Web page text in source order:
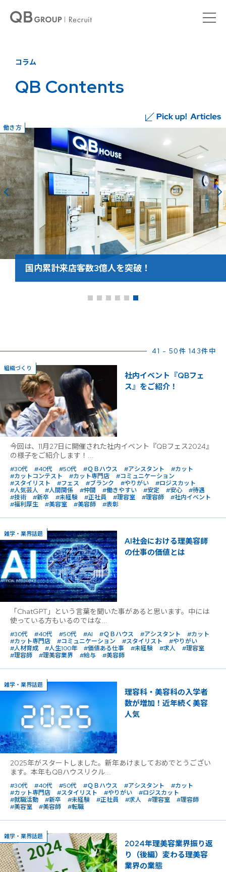
コラム
QB Contents
働き方
国内累計来店客数3億人を突破！
41 - 50件 143件中
組織づくり
社内イベント『QBフェ
ス』をご紹介！
今回は、11月27日に開催された社内イベント『QBフェス2024』
の様子をご紹介します！...
#30代 #40代 #50代 #ＱＢハウス #アシスタント
#カット
#カットコンテスト
#カット専門店
#コミュニケーション
#スタイリスト
#フェス #ブランク #やりがい
#ロジスカット
#人気芸人
#人間関係 #仲間 #働きやすい #安定 #安心
#待遇
#技術
#新卒 #未経験 #正社員 #理容室 #理容師
#社内イベント
#福利厚生
#美容室 #美容師 #表彰
雑学・業界話題
AI社会における理美容師
の仕事の価値とは
「ChatGPT」という言葉を聞いた事があると思います。中には
使っている方もいるのではな...
#30代 #40代 #50代 #AI #ＱＢハウス #アシスタント
#カット
#カット専門店
#コミュニケーション #スタイリスト
#やりがい
#人材育成
#人生100年 #価値ある仕事 #未経験 #求人
#理容室
#理容師
#理美容業界 #給与 #美容師
雑学・業界話題
理容科・美容科の入学者
数が増加！近年続く美容
人気
2025年がスタートしました。新年あけましておめでとうござい
ます。本年もQBハウスリクル...
#30代 #40代 #50代 #ＱＢハウス #アシスタント
#カット
#カット専門店
#スタイリスト #やりがい
#ロジスカット
#就職活動
#新卒 #未経験 #正社員 #求人 #理容室
#理容師
#美容室
#美容師 #転職
雑学・業界話題
2024年理美容業界振り返
り（後編）変わる理美容
業界の業態